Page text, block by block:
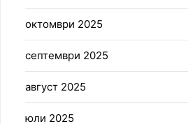
октомври 2025
септември 2025
август 2025
юли 2025